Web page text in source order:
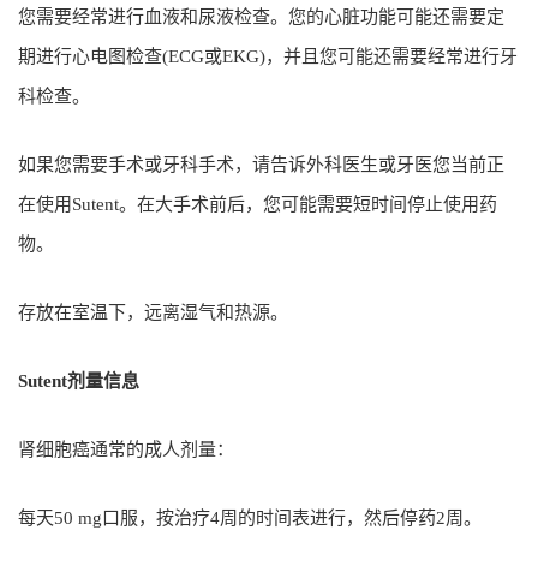
您需要经常进行血液和尿液检查。您的心脏功能可能还需要定
期进行心电图检查(ECG或EKG)，并且您可能还需要经常进行牙
科检查。
如果您需要手术或牙科手术，请告诉外科医生或牙医您当前正
在使用Sutent。在大手术前后，您可能需要短时间停止使用药
物。
存放在室温下，远离湿气和热源。
Sutent剂量信息
肾细胞癌通常的成人剂量：
每天50 mg口服，按治疗4周的时间表进行，然后停药2周。